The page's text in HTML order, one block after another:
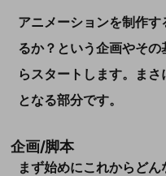
アニメーションを制作
るか？という企画やそ
らスタートします。ま
となる部分です。
企画/脚本
まず始めにこれからどん